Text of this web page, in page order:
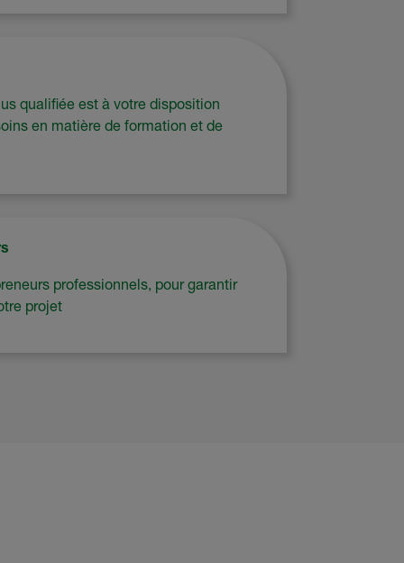
qualifiée est à votre disposition
en matière de formation et de
professionnels, pour garantir
projet